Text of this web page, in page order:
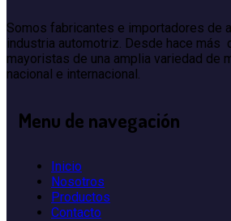
Somos fabricantes e importadores de
industria automotriz. Desde hace más
mayoristas de una amplia variedad de
nacional e internacional.
Menu de navegación
Inicio
Nosotros
Productos
Contacto